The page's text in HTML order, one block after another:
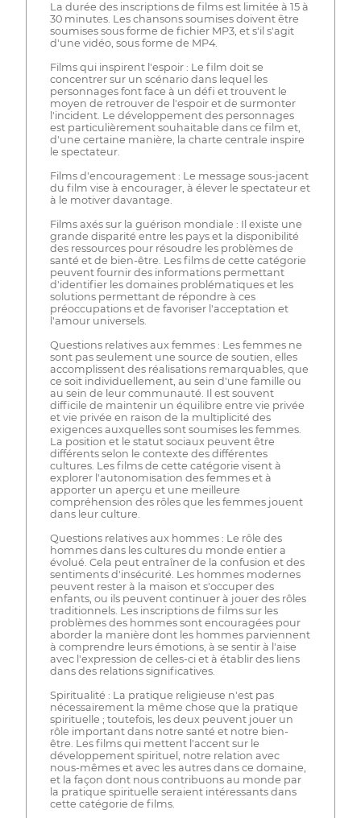
La durée des inscriptions de films est limitée à 15 à
30 minutes. Les chansons soumises doivent être
soumises sous forme de fichier MP3, et s'il s'agit
d'une vidéo, sous forme de MP4.
Films qui inspirent l'espoir : Le film doit se
concentrer sur un scénario dans lequel les
personnages font face à un défi et trouvent le
moyen de retrouver de l'espoir et de surmonter
l'incident. Le développement des personnages
est particulièrement souhaitable dans ce film et,
d'une certaine manière, la charte centrale inspire
le spectateur.
Films d'encouragement : Le message sous-jacent
du film vise à encourager, à élever le spectateur et
à le motiver davantage.
Films axés sur la guérison mondiale : Il existe une
grande disparité entre les pays et la disponibilité
des ressources pour résoudre les problèmes de
santé et de bien-être. Les films de cette catégorie
peuvent fournir des informations permettant
d'identifier les domaines problématiques et les
solutions permettant de répondre à ces
préoccupations et de favoriser l'acceptation et
l'amour universels.
Questions relatives aux femmes : Les femmes ne
sont pas seulement une source de soutien, elles
accomplissent des réalisations remarquables, que
ce soit individuellement, au sein d'une famille ou
au sein de leur communauté. Il est souvent
difficile de maintenir un équilibre entre vie privée
et vie privée en raison de la multiplicité des
exigences auxquelles sont soumises les femmes.
La position et le statut sociaux peuvent être
différents selon le contexte des différentes
cultures. Les films de cette catégorie visent à
explorer l'autonomisation des femmes et à
apporter un aperçu et une meilleure
compréhension des rôles que les femmes jouent
dans leur culture.
Questions relatives aux hommes : Le rôle des
hommes dans les cultures du monde entier a
évolué. Cela peut entraîner de la confusion et des
sentiments d'insécurité. Les hommes modernes
peuvent rester à la maison et s'occuper des
enfants, ou ils peuvent continuer à jouer des rôles
traditionnels. Les inscriptions de films sur les
problèmes des hommes sont encouragées pour
aborder la manière dont les hommes parviennent
à comprendre leurs émotions, à se sentir à l'aise
avec l'expression de celles-ci et à établir des liens
dans des relations significatives.
Spiritualité : La pratique religieuse n'est pas
nécessairement la même chose que la pratique
spirituelle ; toutefois, les deux peuvent jouer un
rôle important dans notre santé et notre bien-
être. Les films qui mettent l'accent sur le
développement spirituel, notre relation avec
nous-mêmes et avec les autres dans ce domaine,
et la façon dont nous contribuons au monde par
la pratique spirituelle seraient intéressants dans
cette catégorie de films.